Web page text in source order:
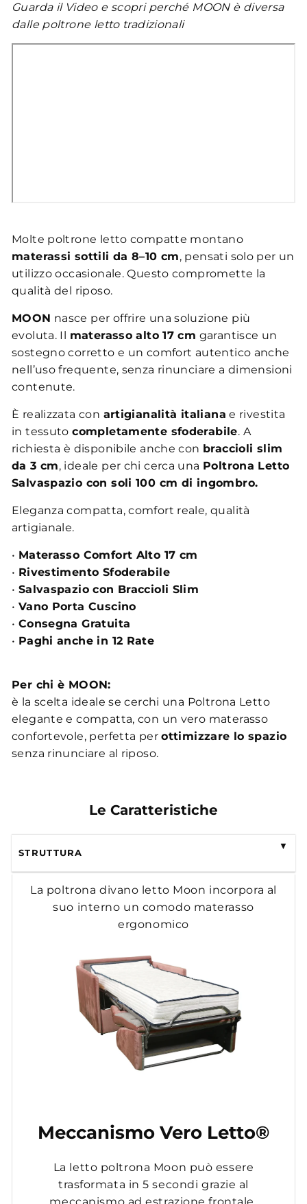
Guarda il Video e scopri perché MOON è diversa
dalle poltrone letto tradizionali
Molte poltrone letto compatte montano
materassi sottili da 8–10 cm, pensati solo per un
utilizzo occasionale. Questo compromette la
qualità del riposo.
MOON nasce per offrire una soluzione più
evoluta. Il materasso alto 17 cm garantisce un
sostegno corretto e un comfort autentico anche
nell’uso frequente, senza rinunciare a dimensioni
contenute.
È realizzata con artigianalità italiana e rivestita
in tessutocompletamente sfoderabile. A
richiesta è disponibile anche con braccioli slim
da 3 cm, ideale per chi cerca una Poltrona Letto
Salvaspazio con soli 100 cm di ingombro.
Eleganza compatta, comfort reale, qualità
artigianale.
• Materasso Comfort Alto 17 cm
• Rivestimento Sfoderabile
• Salvaspazio con Braccioli Slim
• Vano Porta Cuscino
• Consegna Gratuita
• Paghi anche in 12 Rate
Per chi è MOON:
è la scelta ideale se cerchi una Poltrona Letto
elegante e compatta, con un vero materasso
confortevole, perfetta perottimizzare lo spazio
senza rinunciare al riposo.
Le Caratteristiche
STRUTTURA
La poltrona divano letto Moon incorpora al
suo interno un comodo materasso
ergonomico
Meccanismo Vero Letto®
La letto poltrona Moon può essere
trasformata in 5 secondi grazie al
meccanismo ad estrazione frontale